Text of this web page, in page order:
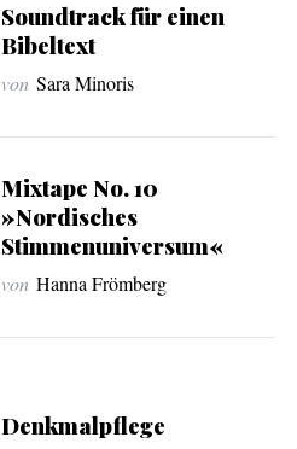
Soundtrack für einen
Bibeltext
von Sara Minoris
Mixtape No. 10
»Nordisches
Stimmenuniversum«
von Hanna Frömberg
Denkmalpflege